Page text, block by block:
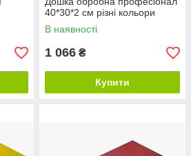
40*30*2 см різні кольори
В наявності
1 066 ₴
Купити